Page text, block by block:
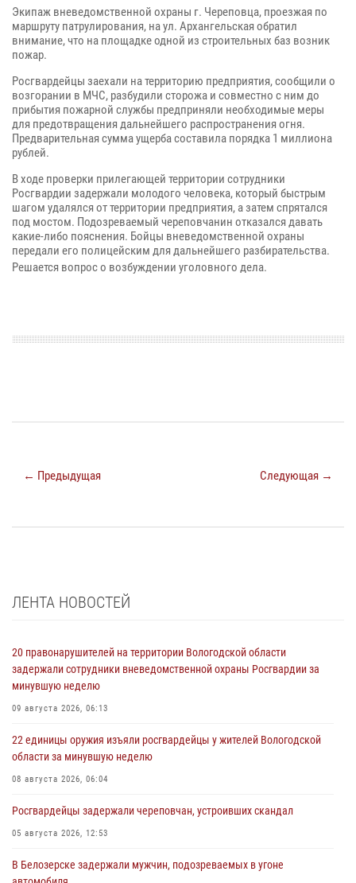
Экипаж вневедомственной охраны г. Череповца, проезжая по
маршруту патрулирования, на ул. Архангельская обратил
внимание, что на площадке одной из строительных баз возник
пожар.
Росгвардейцы заехали на территорию предприятия, сообщили о
возгорании в МЧС, разбудили сторожа и совместно с ним до
прибытия пожарной службы предприняли необходимые меры
для предотвращения дальнейшего распространения огня.
Предварительная сумма ущерба составила порядка 1 миллиона
рублей.
В ходе проверки прилегающей территории сотрудники
Росгвардии задержали молодого человека, который быстрым
шагом удалялся от территории предприятия, а затем спрятался
под мостом. Подозреваемый череповчанин отказался давать
какие-либо пояснения. Бойцы вневедомственной охраны
передали его полицейским для дальнейшего разбирательства.
Решается вопрос о возбуждении уголовного дела.
← Предыдущая Следующая →
ЛЕНТА НОВОСТЕЙ
20 правонарушителей на территории Вологодской области
задержали сотрудники вневедомственной охраны Росгвардии за
минувшую неделю
09 августа 2026, 06:13
22 единицы оружия изъяли росгвардейцы у жителей Вологодской
области за минувшую неделю
08 августа 2026, 06:04
Росгвардейцы задержали череповчан, устроивших скандал
05 августа 2026, 12:53
В Белозерске задержали мужчин, подозреваемых в угоне